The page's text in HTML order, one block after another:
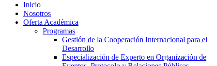
Inicio
Nosotros
Oferta Académica
Programas
Gestión de la Cooperación Internacional para el
Desarrollo
Especialización de Experto en Organización de